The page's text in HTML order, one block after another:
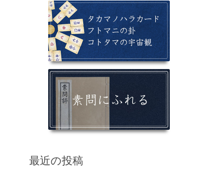
最近の投稿